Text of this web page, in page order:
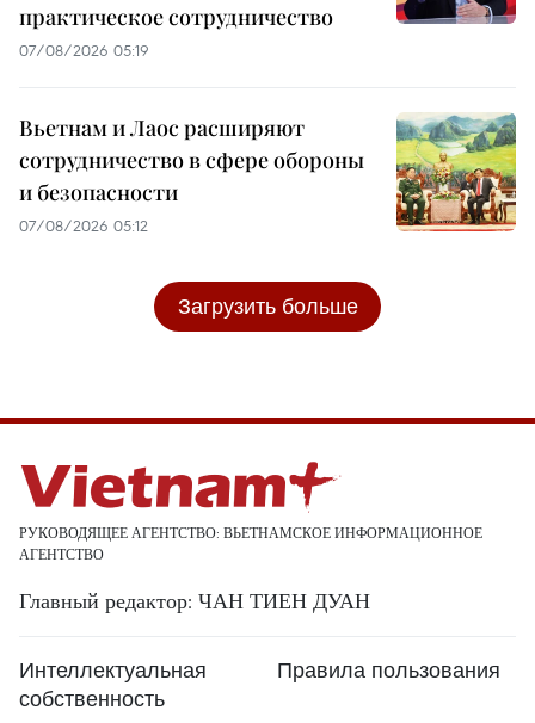
практическое сотрудничество
07/08/2026 05:19
Вьетнам и Лаос расширяют
сотрудничество в сфере обороны
и безопасности
07/08/2026 05:12
Загрузить больше
РУКОВОДЯЩЕЕ АГЕНТСТВО: ВЬЕТНАМСКОЕ ИНФОРМАЦИОННОЕ
АГЕНТСТВО
Главный редактор: ЧАН ТИЕН ДУАН
Интеллектуальная
собственность
Правила пользования